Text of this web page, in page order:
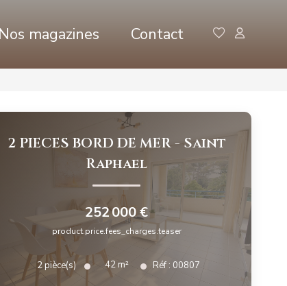
Nos magazines Contact
2 PIECES BORD DE MER-Saint
Raphael
252 000 €
product.price.fees_charges.teaser
2pièce(s) 42m² Réf : 00807